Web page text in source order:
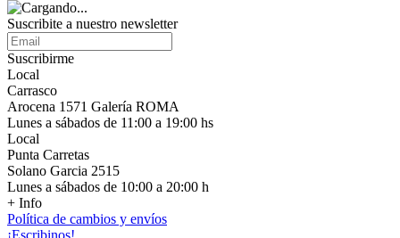
Suscribite a nuestro newsletter
Suscribirme
Local
Carrasco
Arocena 1571 Galería ROMA
Lunes a sábados de 11:00 a 19:00 hs
Local
Punta Carretas
Solano Garcia 2515
Lunes a sábados de 10:00 a 20:00 h
+ Info
Política de cambios y envíos
¡Escribinos!